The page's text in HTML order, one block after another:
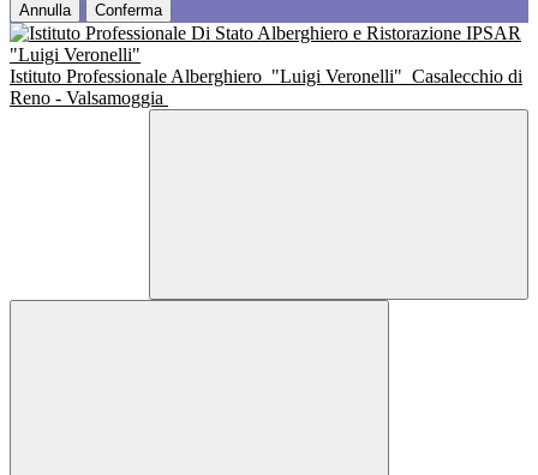
Annulla Conferma
Istituto Professionale Alberghiero "Luigi Veronelli" Casalecchio di
Reno - Valsamoggia